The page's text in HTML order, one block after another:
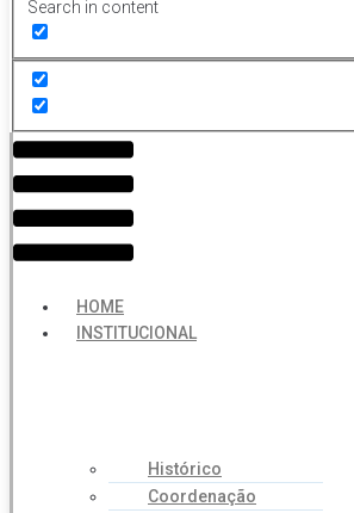
Search in content
Menu
HOME
INSTITUCIONAL
Histórico
Coordenação